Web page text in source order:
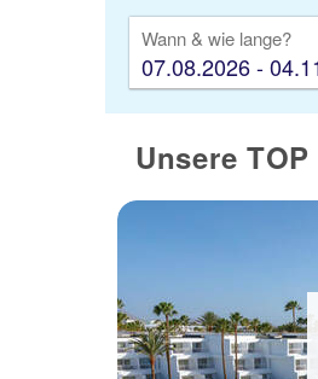
Wann & wie lange?
07.08.2026 -
Unsere